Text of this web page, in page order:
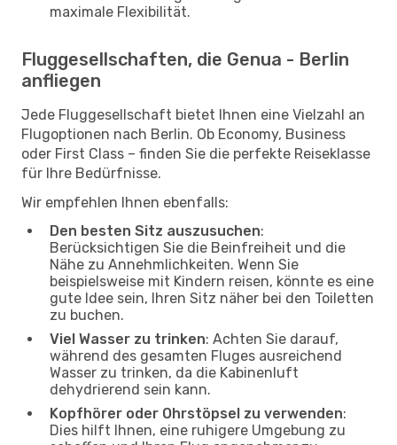
maximale Flexibilität.
Fluggesellschaften, die Genua - Berlin
anfliegen
Jede Fluggesellschaft bietet Ihnen eine Vielzahl an
Flugoptionen nach Berlin. Ob Economy, Business
oder First Class – finden Sie die perfekte Reiseklasse
für Ihre Bedürfnisse.
Wir empfehlen Ihnen ebenfalls:
Den besten Sitz auszusuchen:
Berücksichtigen Sie die Beinfreiheit und die
Nähe zu Annehmlichkeiten. Wenn Sie
beispielsweise mit Kindern reisen, könnte es eine
gute Idee sein, Ihren Sitz näher bei den Toiletten
zu buchen.
Viel Wasser zu trinken: Achten Sie darauf,
während des gesamten Fluges ausreichend
Wasser zu trinken, da die Kabinenluft
dehydrierend sein kann.
Kopfhörer oder Ohrstöpsel zu verwenden:
Dies hilft Ihnen, eine ruhigere Umgebung zu